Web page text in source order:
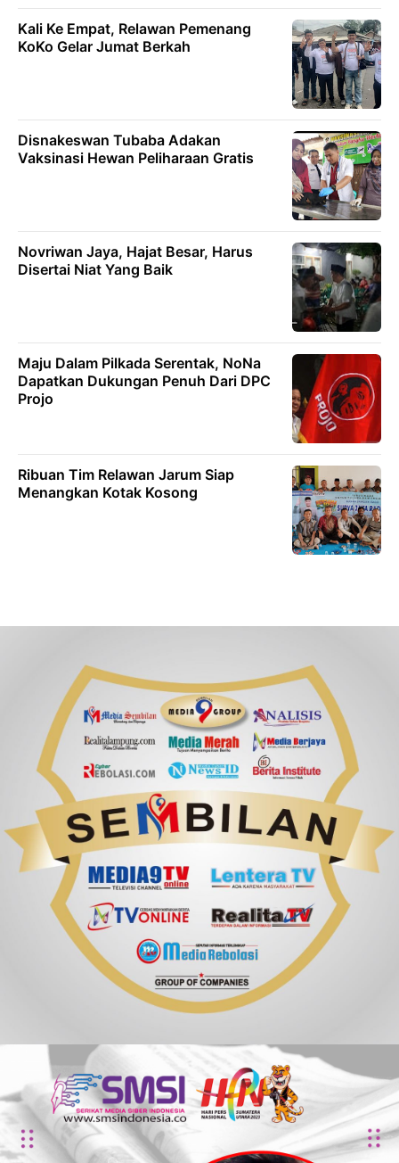
Kali Ke Empat, Relawan Pemenang
KoKo Gelar Jumat Berkah
Disnakeswan Tubaba Adakan
Vaksinasi Hewan Peliharaan Gratis
Novriwan Jaya, Hajat Besar, Harus
Disertai Niat Yang Baik
Maju Dalam Pilkada Serentak, NoNa
Dapatkan Dukungan Penuh Dari DPC
Projo
Ribuan Tim Relawan Jarum Siap
Menangkan Kotak Kosong